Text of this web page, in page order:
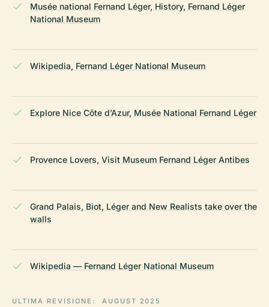
Musée national Fernand Léger, History, Fernand Léger
National Museum
Wikipedia, Fernand Léger National Museum
Explore Nice Côte d’Azur, Musée National Fernand Léger
Provence Lovers, Visit Museum Fernand Léger Antibes
Grand Palais, Biot, Léger and New Realists take over the
walls
Wikipedia — Fernand Léger National Museum
ULTIMA REVISIONE: AUGUST 2025